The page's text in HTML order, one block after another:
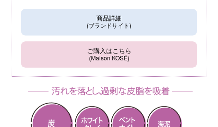
商品詳細
(ブランドサイト)
ご購入はこちら
(Maison KOSÉ)